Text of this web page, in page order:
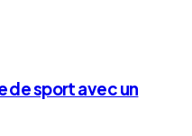
de sport avec un